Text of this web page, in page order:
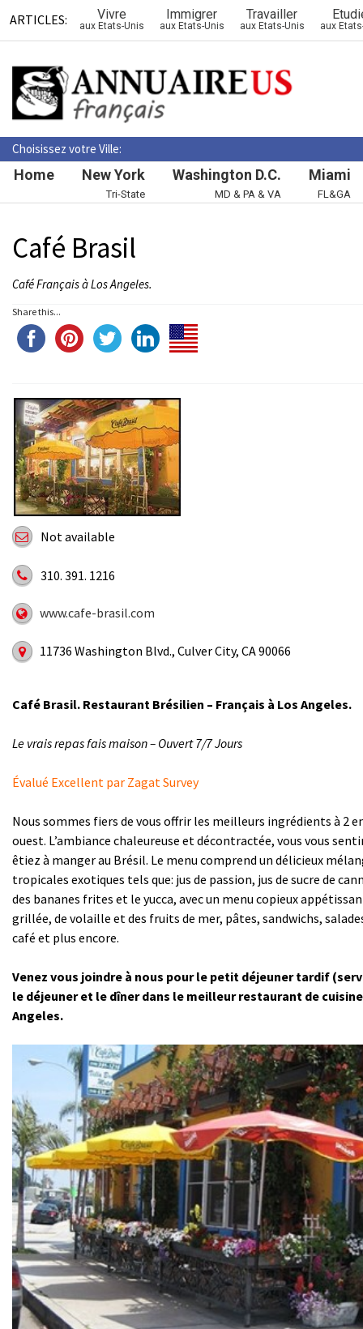
ARTICLES: Vivre
aux Etats-Unis
Immigrer
aux Etats-Unis
Travailler
aux Etats-Unis aux
Choisissez votre Ville:
Home New York
Tri-State
Washington D.C.
MD & PA & VA
Miami
FL&GA
Café Brasil
Café Français à Los Angeles.
Share this...
Not available
310. 391. 1216
www.cafe-brasil.com
11736 Washington Blvd., Culver City, CA 90066
Café Brasil. Restaurant Brésilien – Français à Los Angeles.
Le vrais repas fais maison – Ouvert 7/7 Jours
Évalué Excellent par Zagat Survey
Nous sommes fiers de vous offrir les meilleurs ingrédients à 2
ouest. L’ambiance chaleureuse et décontractée, vous vous
êtiez à manger au Brésil. Le menu comprend un délicieux
tropicales exotiques tels que: jus de passion, jus de sucre de
des bananes frites et le yucca, avec un menu copieux
grillée, de volaille et des fruits de mer, pâtes, sandwichs,
café et plus encore.
Venez vous joindre à nous pour le petit déjeuner tardif
le déjeuner et le dîner dans le meilleur restaurant de
Angeles.